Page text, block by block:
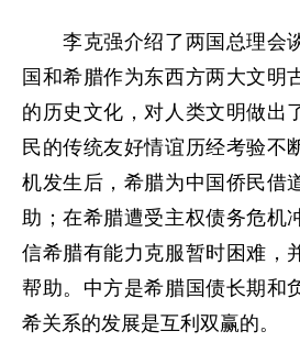
李克强介绍了两国总理会
国和希腊作为东西方两大文明
的历史文化，对人类文明做出
民的传统友好情谊历经考验不
机发生后，希腊为中国侨民借
助；在希腊遭受主权债务危机
信希腊有能力克服暂时困难，
帮助。中方是希腊国债长期和
希关系的发展是互利双赢的。